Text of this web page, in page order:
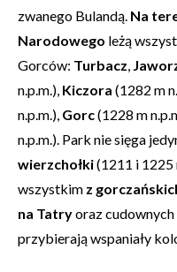
zwanego Bulandą. Na
Narodowego leżą
Gorców: Turbacz,
n.p.m.), Kiczora (1282 m
n.p.m.), Gorc(1228 m
n.p.m.). Park nie sięga
wierzchołki(1211 i 1225
wszystkim z
na Tatryoraz cudownych
przybierają wspaniały